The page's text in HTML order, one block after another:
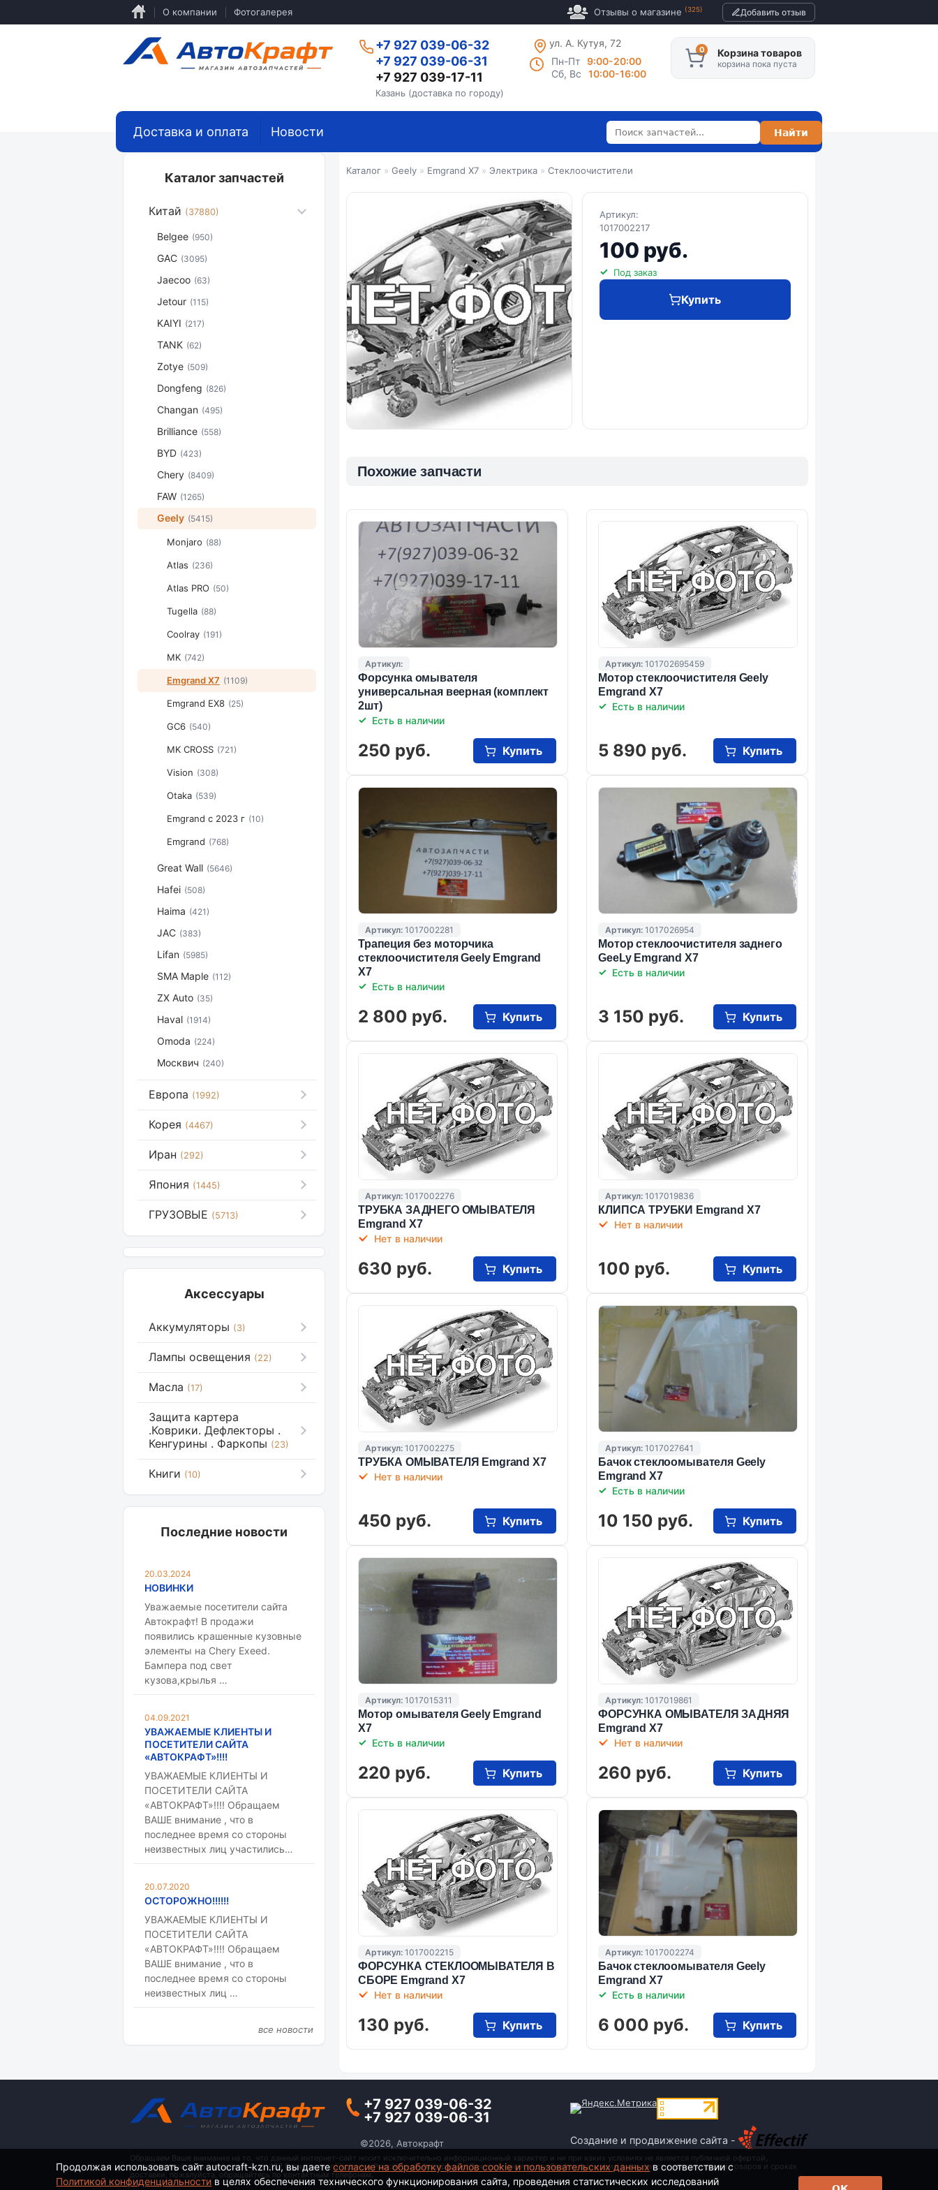
основному
О компании Фотогалерея Отзывы о магазине (325) Добавить отзыв
+7 927 039-06-32
+7 927 039-06-31
+7 927 039-17-11
Казань (доставка по городу)
ул. А. Кутуя, 72
Пн-Пт
9:00-20:00
Сб, Вс
10:00-16:00
Корзина товаров
корзина пока пуста
Каталог » Geely » Emgrand X7 » Электрика » Стеклоочистители
Артикул:
1017002217
100 руб.
Под заказ
Купить
Похожие запчасти
Артикул:
Форсунка омывателя
универсальная веерная (комплект
2шт)
Есть в наличии
250 руб. Купить
Артикул:101702695459
Мотор стеклоочистителя Geely
Emgrand X7
Есть в наличии
5 890 руб. Купить
Артикул: 1017002281
Трапеция без моторчика
стеклоочистителя Geely Emgrand
X7
Есть в наличии
2 800 руб. Купить
Артикул:1017026954
Мотор стеклоочистителя заднего
GeeLy Emgrand X7
Есть в наличии
3 150 руб. Купить
Артикул: 1017002276
ТРУБКА ЗАДНЕГО ОМЫВАТЕЛЯ
Emgrand X7
Нет в наличии
630 руб. Купить
Артикул:1017019836
КЛИПСА ТРУБКИ Emgrand X7
Нет в наличии
100 руб. Купить
Артикул: 1017002275
ТРУБКА ОМЫВАТЕЛЯ Emgrand X7
Нет в наличии
450 руб. Купить
Артикул:1017027641
Бачок стеклоомывателя Geely
Emgrand X7
Есть в наличии
10 150 руб. Купить
Артикул: 1017015311
Мотор омывателя Geely Emgrand
X7
Есть в наличии
220 руб. Купить
Артикул:1017019861
ФОРСУНКА ОМЫВАТЕЛЯ ЗАДНЯЯ
Emgrand X7
Нет в наличии
260 руб. Купить
Артикул: 1017002215
ФОРСУНКА СТЕКЛООМЫВАТЕЛЯ В
СБОРЕ Emgrand X7
Нет в наличии
130 руб. Купить
Артикул:1017002274
Бачок стеклоомывателя Geely
Emgrand X7
Есть в наличии
6 000 руб. Купить
Доставка и оплата Новости
Каталог запчастей
Китай (37880)
Belgee (950)
GAC (3095)
Jaecoo (63)
Jetour (115)
KAIYI (217)
TANK (62)
Zotye (509)
Dongfeng (826)
Changan (495)
Brilliance (558)
BYD (423)
Chery (8409)
FAW (1265)
Geely (5415)
Monjaro (88)
Atlas (236)
Atlas PRO (50)
Tugella (88)
Coolray (191)
MK (742)
Emgrand X7 (1109)
Emgrand EX8 (25)
GC6 (540)
MK CROSS (721)
Vision (308)
Otaka (539)
Emgrand с 2023 г (10)
Emgrand (768)
Great Wall (5646)
Hafei (508)
Haima (421)
JAC (383)
Lifan (5985)
SMA Maple (112)
ZX Auto (35)
Haval (1914)
Omoda (224)
Москвич (240)
Европа (1992)
Корея (4467)
Иран (292)
Япония (1445)
ГРУЗОВЫЕ (5713)
Аксессуары
Аккумуляторы (3)
Лампы освещения (22)
Масла (17)
Защита картера
.Коврики. Дефлекторы .
Кенгурины . Фаркопы (23)
Книги (10)
Последние новости
20.03.2024
НОВИНКИ
Уважаемые посетители сайта
Автокрафт! В продажи
появились крашенные кузовные
элементы на Chery Exeed.
Бампера под свет
кузова,крылья …
04.09.2021
УВАЖАЕМЫЕ КЛИЕНТЫ И
ПОСЕТИТЕЛИ САЙТА
«АВТОКРАФТ»!!!!
УВАЖАЕМЫЕ КЛИЕНТЫ И
ПОСЕТИТЕЛИ САЙТА
«АВТОКРАФТ»!!!! Обращаем
ВАШЕ внимание , что в
последнее время со стороны
неизвестных лиц участились…
20.07.2020
ОСТОРОЖНО!!!!!!
УВАЖАЕМЫЕ КЛИЕНТЫ И
ПОСЕТИТЕЛИ САЙТА
«АВТОКРАФТ»!!!! Обращаем
ВАШЕ внимание , что в
последнее время со стороны
неизвестных лиц …
все новости
+7 927 039-06-32
+7 927 039-06-31
©2026, Автокрафт Создание и продвижение сайта -
Обращаем Ваше внимание на то, что данный интернет-сайт носит исключительно информационный характер и ни при каких условиях не является публичной офертой,
определяемой положениями ч. 2 ст. 437 Гражданского кодекса Российской Федерации. Для получения подробной информации о стоимости, наименовании товаров и сроках
доставки, пожалуйста, обращайтесь по контактным телефонам.
Продолжая использовать сайт autocraft-kzn.ru, вы даетесогласие на обработку файлов cookie и пользовательских данныхв соответствии с
Политикой конфиденциальности в целях обеспечения технического функционирования сайта, проведения статистических исследований